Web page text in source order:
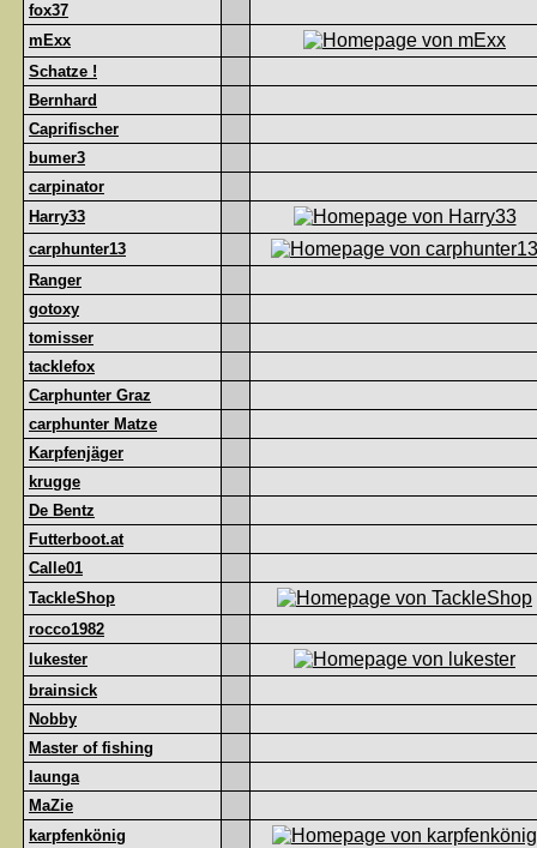
fox37
mExx
Schatze !
Bernhard
Caprifischer
bumer3
carpinator
Harry33
carphunter13
Ranger
gotoxy
tomisser
tacklefox
Carphunter Graz
carphunter Matze
Karpfenjäger
krugge
De Bentz
Futterboot.at
Calle01
TackleShop
rocco1982
lukester
brainsick
Nobby
Master of fishing
launga
MaZie
karpfenkönig